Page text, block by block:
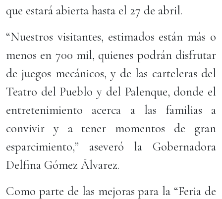
que estará abierta hasta el 27 de abril.
“Nuestros visitantes, estimados están más o
menos en 700 mil, quienes podrán disfrutar
de juegos mecánicos, y de las carteleras del
Teatro del Pueblo y del Palenque, donde el
entretenimiento acerca a las familias a
convivir y a tener momentos de gran
esparcimiento,” aseveró la Gobernadora
Delfina Gómez Álvarez.
Como parte de las mejoras para la “Feria de